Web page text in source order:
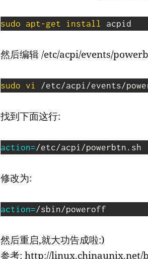
sudo apt-get install acpid
然后编辑 /etc/acpi/events/
sudo vi /etc/acpi/events/
找到下面这行:
action=/etc/acpi/powerbtn.sh
修改为:
action=/sbin/poweroff
然后重启,就大功告成啦:)
参考:http://linux.chinaunix.net/